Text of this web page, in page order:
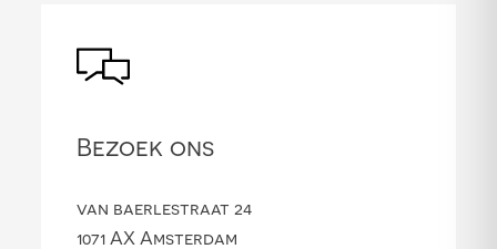
Bezoek ons
van baerlestraat 24
1071 AX Amsterdam